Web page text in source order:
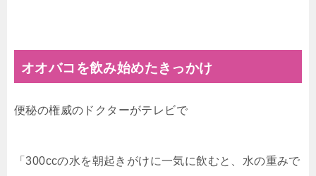
オオバコを飲み始めたきっかけ
便秘の権威のドクターがテレビで
「300ccの水を朝起きがけに一気に飲むと、水の重みで